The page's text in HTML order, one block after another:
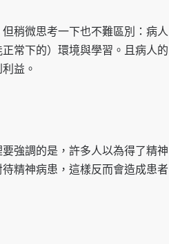
稍微思考一下也不難區別：病人
常下的）環境與學習。且病人的
益。
強調的是，許多人以為得了精神
精神病患，這樣反而會造成患者